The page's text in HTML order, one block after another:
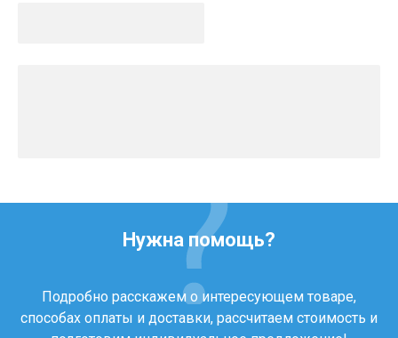
Нужна помощь?
Подробно расскажем о интересующем товаре,
способах оплаты и доставки, рассчитаем стоимость и